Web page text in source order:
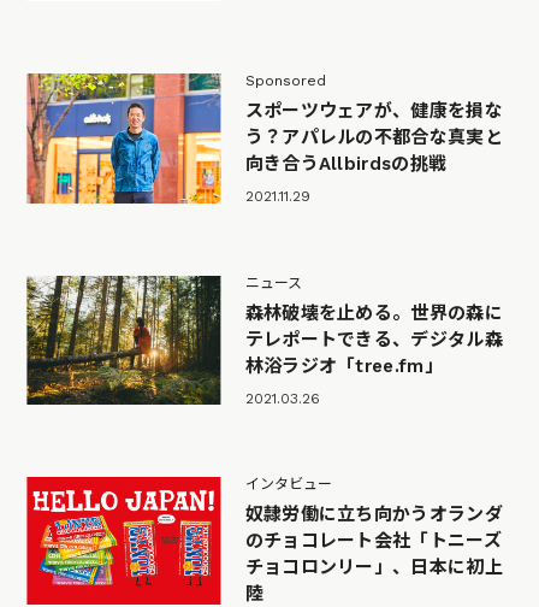
Sponsored
スポーツウェアが、健康を損な
う？アパレルの不都合な真実と
向き合うAllbirdsの挑戦
2021.11.29
ニュース
森林破壊を止める。世界の森に
テレポートできる、デジタル森
林浴ラジオ「tree.fm」
2021.03.26
インタビュー
奴隷労働に立ち向かうオランダ
のチョコレート会社「トニーズ
チョコロンリー」、日本に初上
陸